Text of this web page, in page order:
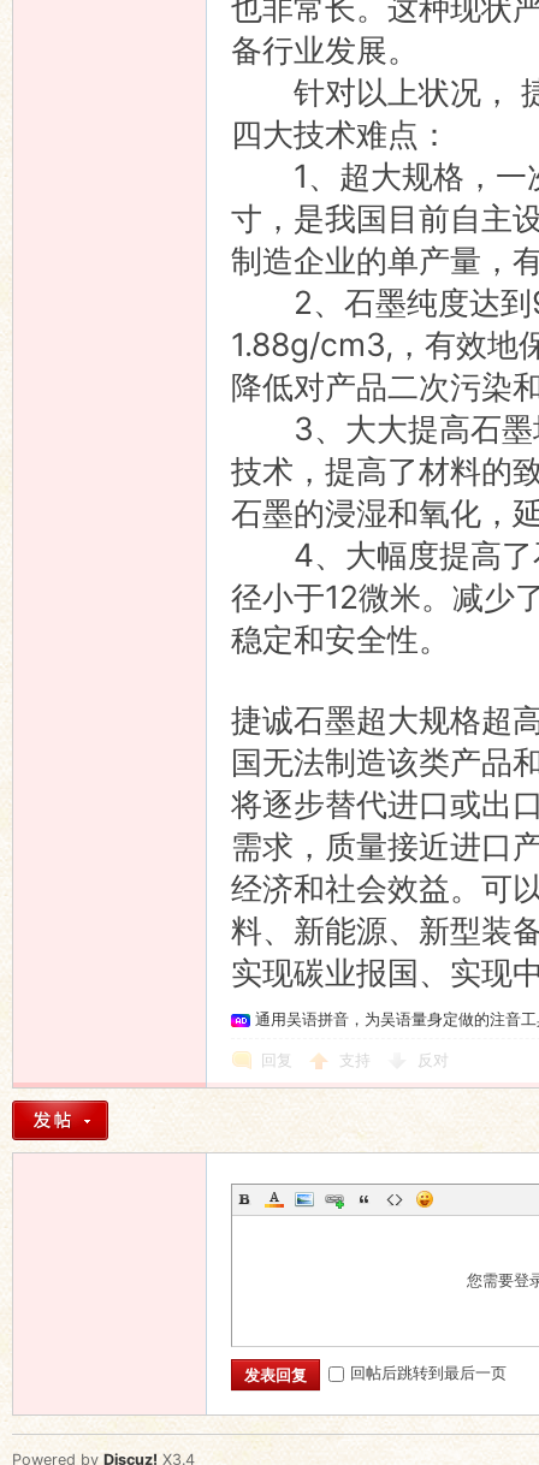
备行业发展。
针对以上状况， 捷
四大技术难点：
1、超大规格，一
寸，是我国目前自主
制造企业的单产量，
2、石墨纯度达到
1.88g/cm3,，有效地
降低对产品二次污染
3、大大提高石墨
技术，提高了材料的
石墨的浸湿和氧化，
4、大幅度提高了
径小于12微米。减少
稳定和安全性。
捷诚石墨超大规格超
国无法制造该类产品
将逐步替代进口或出
需求，质量接近进口
经济和社会效益。可
料、新能源、新型装
实现碳业报国、实现
通用吴语拼音，为吴语量身定做的注音
回复 支持 反对
您需要登
发表回复 回帖后跳转到最后一页
Powered by Discuz! X3.4